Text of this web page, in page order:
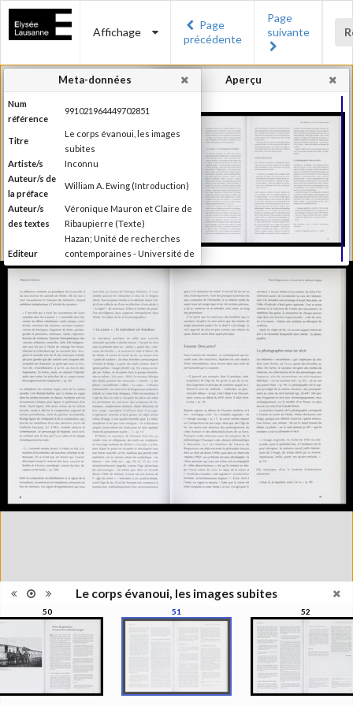
Affichage
Page
précédente
Page
suivante
Le corps évanoui, les images subites
50 51 52
Aperçu
Meta-données
Num
référence
991021964449702851
Titre
Le corps évanoui, les images
subites
Artiste/s
Inconnu
Auteur/s de
la préface
William A. Ewing (Introduction)
Auteur/s
des textes
Véronique Mauron et Claire de
Ribaupierre (Texte)
Editeur
Hazan; Unité de recherches
contemporaines - Université de
Lausanne; Musée de l'Elysée
Lieu
d'édition
Paris; Lausanne
Date
d'édition
1999
Information
édition
Publié à l'occasion de
l'exposition : "Le corps évanoui,
les images subites", Musée de
l'Elysée, Lausanne, 1999
Catégorie
Histoire et Géographie des
beaux-arts et arts décoratifs
Type de
reliure
Broché
Information
images
Couleur, Noir & Blanc
pages